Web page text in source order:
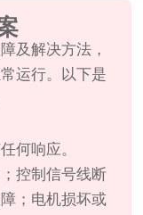
及解决方法，
运行。以下是
何响应。
控制信号线断
；电机损坏或